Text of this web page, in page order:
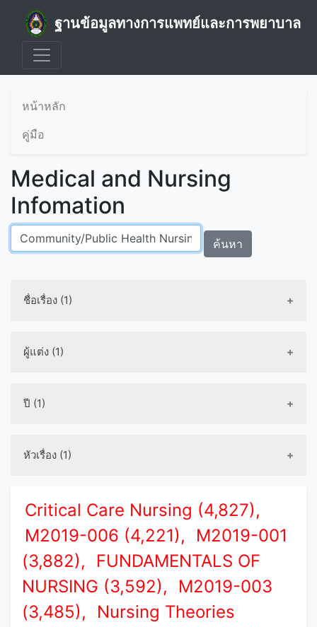
ฐานข้อมูลทางการแพทย์และการพยาบาล
หน้าหลัก
คู่มือ
Medical and Nursing
Infomation
ค้นหา
ชื่อเรื่อง (1)
ผู้แต่ง (1)
ปี (1)
หัวเรื่อง (1)
Critical Care Nursing (4,827),
M2019-006 (4,221),
M2019-001
(3,882),
FUNDAMENTALS OF
NURSING (3,592),
M2019-003
(3,485),
Nursing Theories